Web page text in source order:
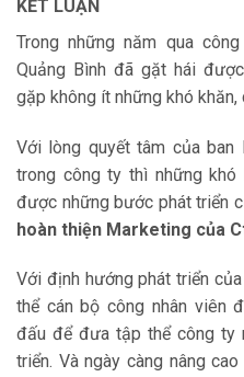
KẾT LUẬN
Trong những năm qua
Quảng Bình đã gặt hái
gặp không ít những khó khăn,
Với lòng quyết tâm của
trong công ty thì những
được những bước phát triển
hoàn thiện Marketing của
Với định hướng phát triển
thể cán bộ công nhân viên
đấu để đưa tập thể công ty
triển. Và ngày càng nâng